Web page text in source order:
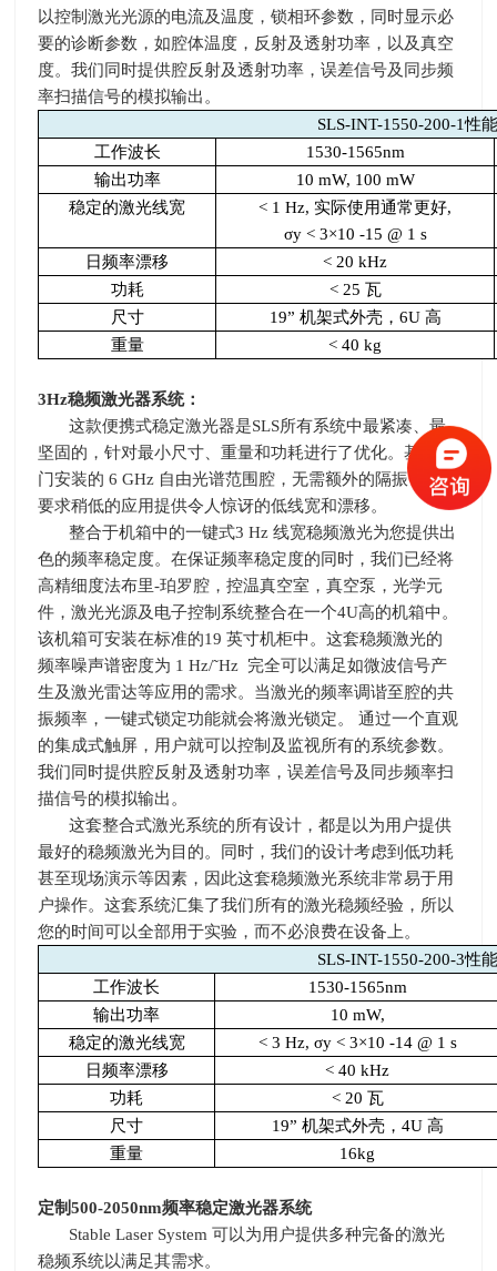
以控制激光光源的电流及温度，锁相环参数，同时显示必
要的诊断参数，如腔体温度，反射及透射功率，以及真空
度。我们同时提供腔反射及透射功率，误差信号及同步频
率扫描信号的模拟输出。
SLS-INT-1550-200-1性
工作波长
1530-1565nm
输出功率
10 mW, 100 mW
稳定的激光线宽
< 1 Hz,实际使用通常更好,
σy < 3×10 -15 @ 1 s
日频率漂移
< 20 kHz
功耗
< 25 瓦
尺寸
19” 机架式外壳， 6U 高
重量
< 40 kg
3Hz稳频激光器系统：
这款便携式稳定激光器是SLS所有系统中最紧凑、最
坚固的，针对最小尺寸、重量和功耗进行了优化。基于专
门安装的 6 GHz 自由光谱范围腔，无需额外的隔振，它为
要求稍低的应用提供令人惊讶的低线宽和漂移。
整合于机箱中的一键式3 Hz线宽稳频激光为您提供出
色的频率稳定度。在保证频率稳定度的同时，我们已经将
高精细度法布里-珀罗腔，控温真空室，真空泵，光学元
件，激光光源及电子控制系统整合在一个4U高的机箱中。
该机箱可安装在标准的19英寸机柜中。这套稳频激光的
频率噪声谱密度为 1 Hz/˜Hz 完全可以满足如微波信号产
生及激光雷达等应用的需求。当激光的频率调谐至腔的共
振频率，一键式锁定功能就会将激光锁定。 通过一个直观
的集成式触屏，用户就可以控制及监视所有的系统参数。
我们同时提供腔反射及透射功率，误差信号及同步频率扫
描信号的模拟输出。
这套整合式激光系统的所有设计，都是以为用户提供
最好的稳频激光为目的。同时，我们的设计考虑到低功耗
甚至现场演示等因素，因此这套稳频激光系统非常易于用
户操作。这套系统汇集了我们所有的激光稳频经验，所以
您的时间可以全部用于实验，而不必浪费在设备上。
SLS-INT-1550-200-3性
工作波长
1530-1565nm
输出功率
10 mW,
稳定的激光线宽
< 3 Hz, σy < 3×10 -14 @ 1 s
日频率漂移
< 40 kHz
功耗
< 20 瓦
尺寸
19” 机架式外壳， 4U 高
重量
16kg
定制500-2050nm频率稳定激光器系统
Stable Laser System可以为用户提供多种完备的激光
稳频系统以满足其需求。